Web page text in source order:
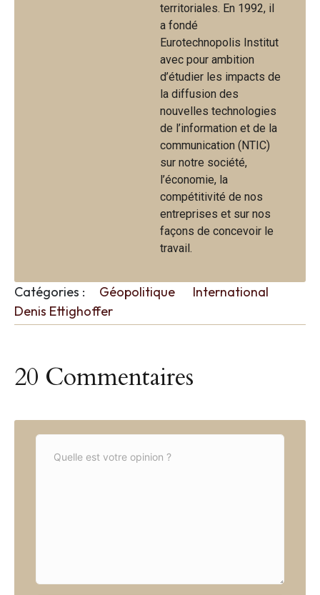
territoriales. En 1992, il
a fondé
Eurotechnopolis Institut
avec pour ambition
d’étudier les impacts de
la diffusion des
nouvelles technologies
de l’information et de la
communication (NTIC)
sur notre société,
l’économie, la
compétitivité de nos
entreprises et sur nos
façons de concevoir le
travail.
Catégories : Géopolitique
International
Denis Ettighoffer
20 Commentaires
C